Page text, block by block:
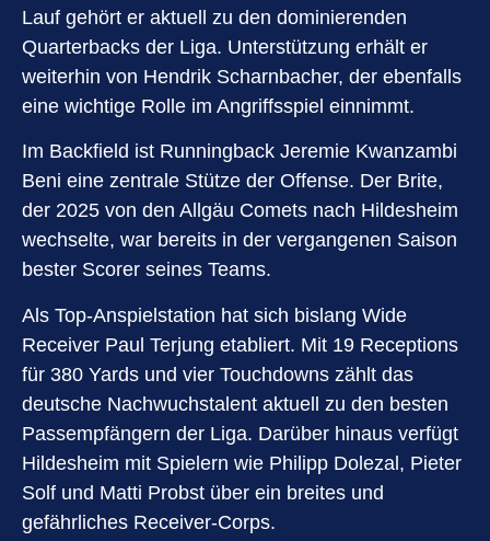
Lauf gehört er aktuell zu den dominierenden
Quarterbacks der Liga. Unterstützung erhält er
weiterhin von Hendrik Scharnbacher, der ebenfalls
eine wichtige Rolle im Angriffsspiel einnimmt.
Im Backfield ist Runningback Jeremie Kwanzambi
Beni eine zentrale Stütze der Offense. Der Brite,
der 2025 von den Allgäu Comets nach Hildesheim
wechselte, war bereits in der vergangenen Saison
bester Scorer seines Teams.
Als Top-Anspielstation hat sich bislang Wide
Receiver Paul Terjung etabliert. Mit 19 Receptions
für 380 Yards und vier Touchdowns zählt das
deutsche Nachwuchstalent aktuell zu den besten
Passempfängern der Liga. Darüber hinaus verfügt
Hildesheim mit Spielern wie Philipp Dolezal, Pieter
Solf und Matti Probst über ein breites und
gefährliches Receiver-Corps.